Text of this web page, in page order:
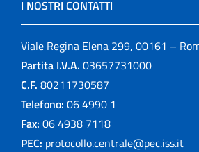
I NOSTRI CONTATTI
Viale Regina Elena 299, 00161 –
Partita I.V.A. 03657731000
C.F. 80211730587
Telefono: 06 4990 1
Fax: 06 4938 7118
PEC: protocollo.centrale@pec.iss.it